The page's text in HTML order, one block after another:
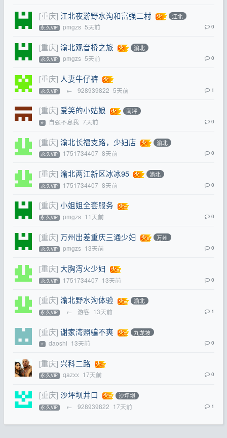
[重庆] 江北夜游野水沟和富强二村 江北
永.久VIP pmgzs 5天前 0
[重庆] 渝北观音桥之旅 渝北
永.久VIP pmgzs 5天前 0
[重庆] 人妻牛仔裤
永.久VIP ← 928939822 5天前 1
[重庆] 爱笑的小姑娘 南坪
⭐ 自强不息我 7天前 0
[重庆] 渝北长福支路，少妇店 渝北
永.久VIP 1751734407 8天前 0
[重庆] 渝北两江新区冰冰95 渝北
永.久VIP 1751734407 8天前 0
[重庆] 小姐姐全套服务
永.久VIP pmgzs 11天前 0
[重庆] 万州出差重庆三通少妇 万州
永.久VIP pmgzs 13天前 0
[重庆] 大胸泻火少妇
永.久VIP 1751734407 13天前 0
[重庆] 渝北野水沟体验 渝北
永.久VIP ← 游客 13天前 1
[重庆] 谢家湾照骗不爽 九龙坡
⭐ daoshi 13天前 0
[重庆] 兴科二路
永.久VIP qazxx 17天前 0
[重庆] 沙坪坝井口 沙坪坝
永.久VIP ← 928939822 17天前 1